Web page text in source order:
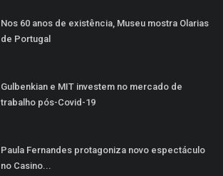
Nos 60 anos de existência, Museu mostra Olarias
de Portugal
Gulbenkian e MIT investem no mercado de
trabalho pós-Covid-19
Paula Fernandes protagoniza novo espectáculo
no Casino...